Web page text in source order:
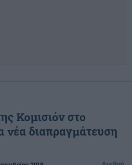
Κομισιόν στο
νέα διαπραγμάτευση